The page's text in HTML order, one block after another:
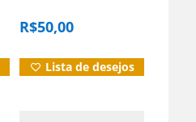
R$50,00
Lista de desejos